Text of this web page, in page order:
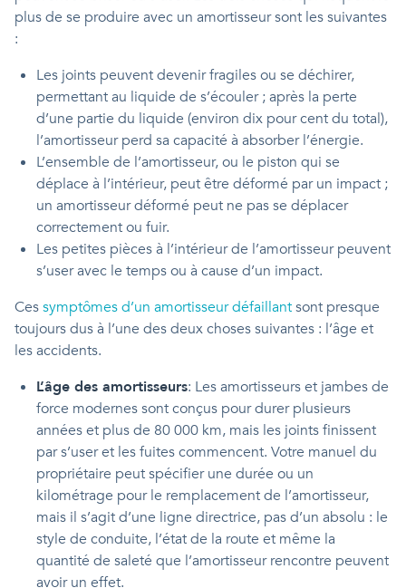
plus de se produire avec un amortisseur sont les suivantes
:
Les joints peuvent devenir fragiles ou se déchirer,
permettant au liquide de s’écouler ; après la perte
d’une partie du liquide (environ dix pour cent du total),
l’amortisseur perd sa capacité à absorber l’énergie.
L’ensemble de l’amortisseur, ou le piston qui se
déplace à l’intérieur, peut être déformé par un impact ;
un amortisseur déformé peut ne pas se déplacer
correctement ou fuir.
Les petites pièces à l’intérieur de l’amortisseur peuvent
s’user avec le temps ou à cause d’un impact.
Cessymptômes d’un amortisseur défaillantsont presque
toujours dus à l’une des deux choses suivantes : l’âge et
les accidents.
L’âge des amortisseurs: Les amortisseurs et jambes de
force modernes sont conçus pour durer plusieurs
années et plus de 80 000 km, mais les joints finissent
par s’user et les fuites commencent. Votre manuel du
propriétaire peut spécifier une durée ou un
kilométrage pour le remplacement de l’amortisseur,
mais il s’agit d’une ligne directrice, pas d’un absolu : le
style de conduite, l’état de la route et même la
quantité de saleté que l’amortisseur rencontre peuvent
avoir un effet.